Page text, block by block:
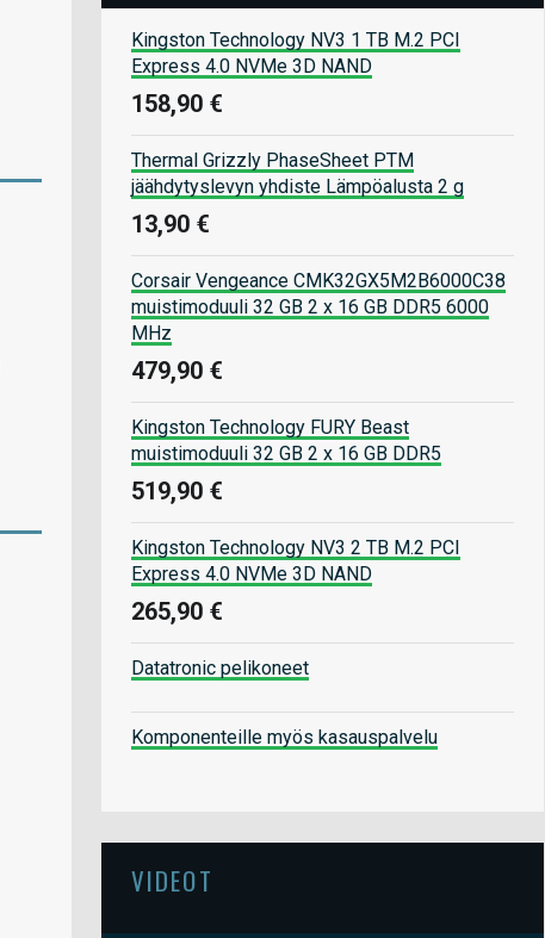
Kingston Technology NV3 1 TB M.2 PCI
Express 4.0 NVMe 3D NAND
158,90 €
Thermal Grizzly PhaseSheet PTM
jäähdytyslevyn yhdiste Lämpöalusta 2 g
13,90 €
Corsair Vengeance CMK32GX5M2B6000C38
muistimoduuli 32 GB 2 x 16 GB DDR5 6000
MHz
479,90 €
Kingston Technology FURY Beast
muistimoduuli 32 GB 2 x 16 GB DDR5
519,90 €
Kingston Technology NV3 2 TB M.2 PCI
Express 4.0 NVMe 3D NAND
265,90 €
Datatronic pelikoneet
Komponenteille myös kasauspalvelu
VIDEOT